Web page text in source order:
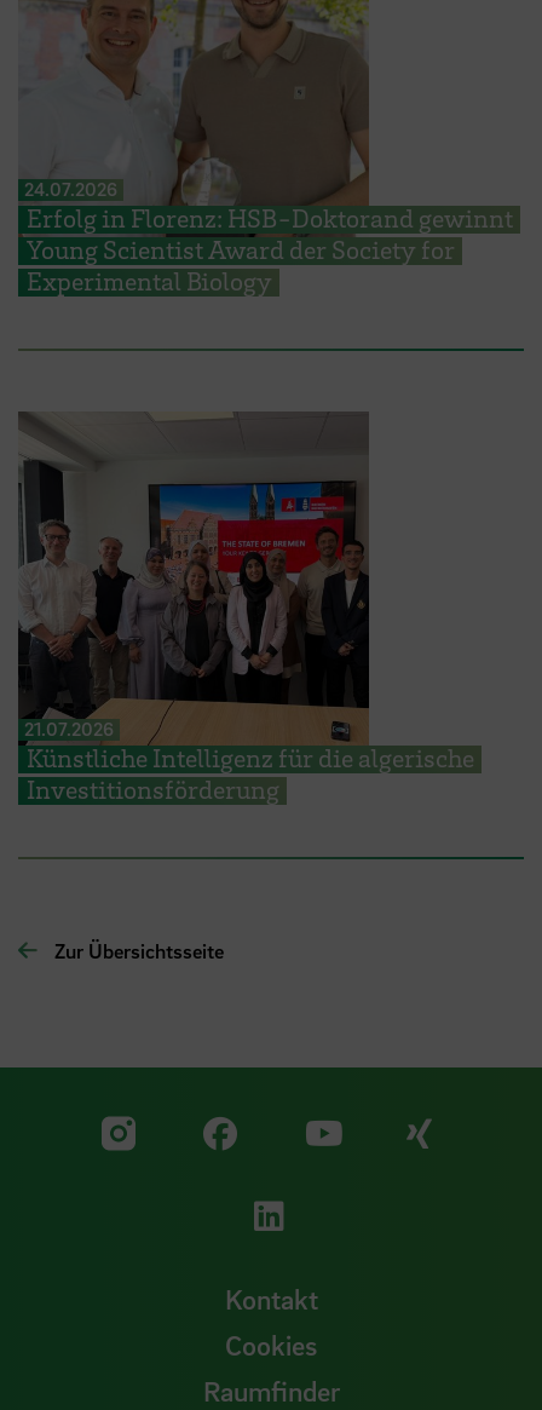
24.07.2026
Erfolg in Florenz: HSB-Doktorand gewinnt
Young Scientist Award der Society for
Experimental Biology
21.07.2026
Künstliche Intelligenz für die algerische
Investitionsförderung
Zur Übersichtsseite
Zu unserer Facebook
Zu
Zu unserer
Kontakt
Cookies
Raumfinder